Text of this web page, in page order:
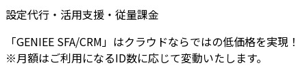
設定代行・活用支援・従量課金
「GENIEE SFA/CRM」はクラウドならではの低価格を実現！
※月額はご利用になるID数に応じて変動いたします。